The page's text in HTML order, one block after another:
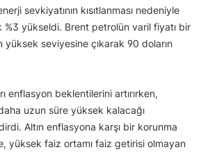
sevkiyatının kısıtlanması nedeniyle
%3 yükseldi. Brent petrolün varil fiyatı bir
seviyesine çıkarak 90 doların
enflasyon beklentilerini artırırken,
daha uzun süre yüksek kalacağı
Altın enflasyona karşı bir korunma
yüksek faiz ortamı faiz getirisi olmayan